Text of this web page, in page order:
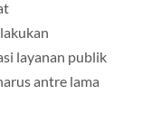
layanan publik
antre lama